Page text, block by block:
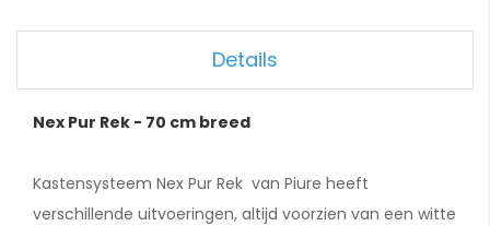
Details
Nex Pur Rek - 70 cm breed
Kastensysteem Nex Pur Rek van Piure heeft
verschillende uitvoeringen, altijd voorzien van een witte